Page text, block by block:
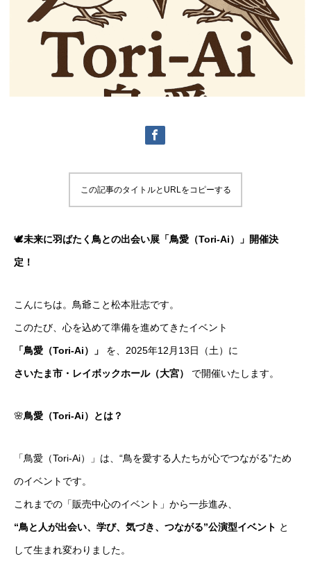
この記事のタイトルとURLをコピーする
🕊未来に羽ばたく鳥との出会い展「鳥愛（Tori-Ai）」開催決
定！
こんにちは。鳥爺こと松本壯志です。
このたび、心を込めて準備を進めてきたイベント
「鳥愛（Tori-Ai）」 を、2025年12月13日（土）に
さいたま市・レイボックホール（大宮） で開催いたします。
🌸鳥愛（Tori-Ai）とは？
「鳥愛（Tori-Ai）」は、“鳥を愛する人たちが心でつながる”ため
のイベントです。
これまでの「販売中心のイベント」から一歩進み、
“鳥と人が出会い、学び、気づき、つながる”公演型イベント と
して生まれ変わりました。